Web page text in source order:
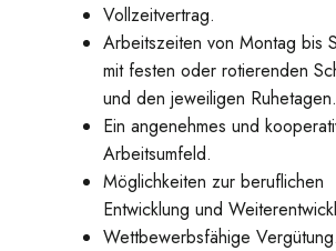
Vollzeitvertrag.
Arbeitszeiten von Montag bis
mit festen oder rotierenden
und den jeweiligen Ruhetagen.
Ein angenehmes und
Arbeitsumfeld.
Möglichkeiten zur beruflichen
Entwicklung und
Wettbewerbsfähige Vergütung.